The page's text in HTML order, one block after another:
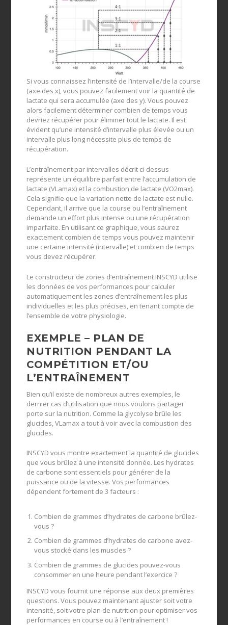
Si vous connaissez l’intensité de l’intervalle/de la course
(axe des x), vous pouvez facilement voir la quantité de
lactate qui sera accumulée (axe des y). Vous pouvez
alors facilement déterminer combien de temps vous
devriez récupérer pour éliminer tout le lactate. Il est
évident qu’une intensité d’intervalle plus élevée ou un
intervalle plus long nécessite plus de temps de
récupération.
L’entraînement par intervalles décrit ci-dessus
représente un équilibre parfait entre l’accumulation de
lactate (VLamax) et la combustion de lactate (VO2max).
Cela signifie que la variation nette de lactate est nulle.
Cependant, il arrive que la course ou l’entraînement
demande un effort plus intense ou une récupération
imparfaite. En utilisant ce graphique, vous saurez
exactement combien de temps vous pouvez maintenir
une certaine intensité (intervalle) et combien de temps
vous devez récupérer.
Le constructeur de zones d’entraînement INSCYD utilise
les données de vos performances pour calculer
automatiquement les zones d’entraînement les plus
individuelles et les plus précises, en tenant compte de
l’ensemble de votre physiologie.
EXEMPLE – PLAN DE
NUTRITION PENDANT LA
COMPÉTITION ET/OU
L’ENTRAÎNEMENT
Bien qu’il existe de nombreux autres exemples, le
dernier cas d’utilisation que nous voulons partager
porte sur la nutrition. Comme la glycolyse brûle les
glucides, VLamax a tout à voir avec la combustion des
glucides.
INSCYD vous montre exactement la quantité de glucides
que vous brûlez à une intensité donnée. Les hydrates
de carbone sont essentiels pour générer de la
puissance ou de la vitesse. Vos performances
dépendent fortement de 3 facteurs :
Combien de grammes d’hydrates de carbone brûlez-
vous ?
Combien de grammes d’hydrates de carbone avez-
vous stocké dans les muscles ?
Combien de grammes de glucides pouvez-vous
consommer en une heure pendant l’exercice ?
INSCYD vous fournit une réponse aux deux premières
questions. Vous pouvez maintenant ajuster soit votre
intensité, soit votre plan de nutrition pour optimiser vos
performances en course ou à l’entraînement !